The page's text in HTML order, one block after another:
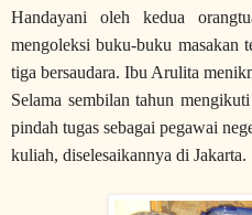
Handayani oleh kedua
mengoleksi buku-buku masakan
tiga bersaudara. Ibu Arulita
Selama sembilan tahun
pindah tugas sebagai pegawai
kuliah, diselesaikannya di Jakarta.